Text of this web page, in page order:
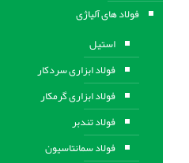
فولاد های آلیاژی
استیل
فولاد ابزاری سردکار
فولاد ابزاری گرمکار
فولاد تندبر
فولاد سمانتاسیون